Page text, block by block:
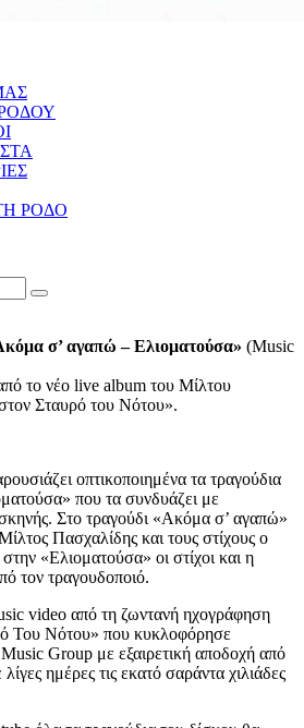
ΡΟΔΟ
σ’ αγαπώ – Ελιοματούσα» (Music
το νέο live album του Μίλτου
Σταυρό του Νότου».
οπτικοποιημένα τα τραγούδια
που τα συνδυάζει με
σκηνής. Στο τραγούδι «Ακόμα σ’ αγαπώ»
Πασχαλίδης και τους στίχους ο
«Ελιοματούσα» οι στίχοι και η
τον τραγουδοποιό.
video από τη ζωντανή ηχογράφηση
Του Νότου» που κυκλοφόρησε
Group με εξαιρετική αποδοχή από
ημέρες τις εκατό σαράντα χιλιάδες